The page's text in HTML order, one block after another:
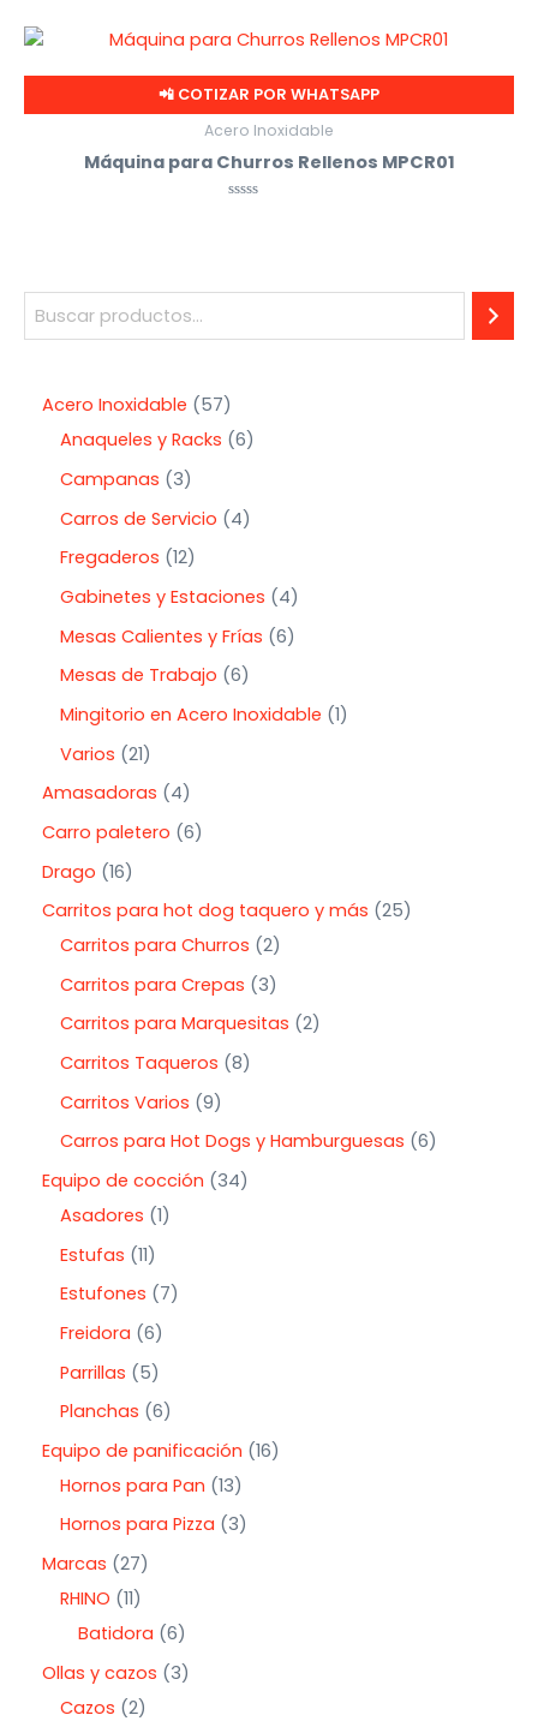
Acero Inoxidable
57
Anaqueles y Racks 6
Campanas
3
Carros de Servicio
4
Fregaderos 12
Gabinetes y Estaciones
4
Mesas Calientes y Frías 6
Mesas de Trabajo 6
Mingitorio en Acero Inoxidable 1
Varios 21
Amasadoras
4
Carro paletero 6
Drago 16
Carritos para hot dog taquero y más 25
Carritos para Churros 2
Carritos para Crepas
3
Carritos para Marquesitas 2
Carritos Taqueros 8
Carritos Varios 9
Carros para Hot Dogs y Hamburguesas 6
Equipo de cocción
34
Asadores 1
Estufas 11
Estufones
7
Freidora 6
Parrillas
5
Planchas 6
Equipo de panificación 16
Hornos para Pan 13
Hornos para Pizza
3
Marcas 27
RHINO 11
Batidora 6
Ollas y cazos
3
Cazos 2
de
5
📲 COTIZAR POR WHATSAPP
Acero Inoxidable
Máquina para Churros Rellenos MPCR01